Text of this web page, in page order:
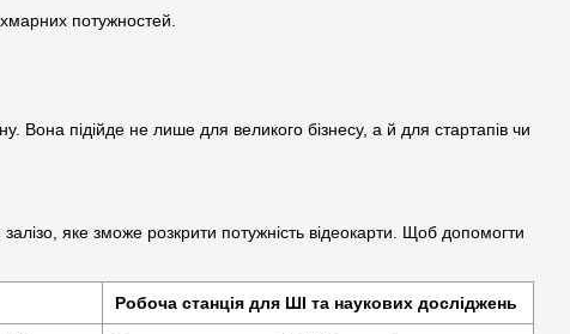
потужностей.
Вона підійде не лише для великого бізнесу, а й для стартапів чи
яке зможе розкрити потужність відеокарти. Щоб допомогти
Робоча станція для ШІ та наукових досліджень